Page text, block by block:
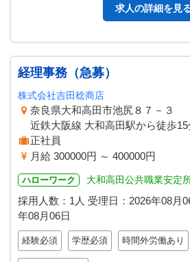
求人の詳細を見
経理事務（急募）
株式会社吉田稔商店
奈良県大和高田市池尻８７－３
近鉄大阪線 大和高田駅から徒歩15
正社員
月給 300000円 ～ 400000円
ハローワーク 大和高田公共職業安定
採用人数：1人 受理日： 2026年08月
年08月06日
経験必須 学歴必須 時間外労働あり